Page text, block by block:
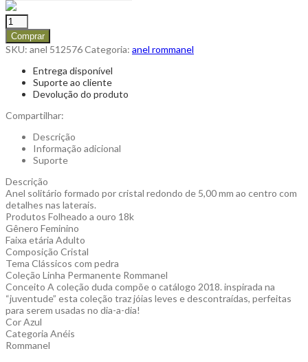
Comprar
SKU: anel 512576Categoria: anel rommanel
Entrega disponível
Suporte ao cliente
Devolução do produto
Compartilhar:
Descrição
Informação adicional
Suporte
Descrição
Anel solitário formado por cristal redondo de 5,00 mm ao centro com
detalhes nas laterais.
Produtos Folheado a ouro 18k
Gênero Feminino
Faixa etária Adulto
Composição Cristal
Tema Clássicos com pedra
Coleção Linha Permanente Rommanel
Conceito A coleção duda compõe o catálogo 2018. inspirada na
“juventude” esta coleção traz jóias leves e descontraídas, perfeitas
para serem usadas no dia-a-dia!
Cor Azul
Categoria Anéis
Rommanel